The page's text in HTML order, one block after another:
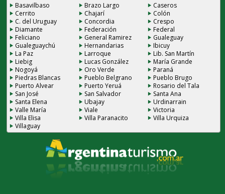
Basavilbaso Brazo Largo
Caseros
Cerrito
Chajarí
Colón
C. del Uruguay
Concordia
Crespo
Diamante
Federación
Federal
Feliciano
General Ramirez
Gualeguay
Gualeguaychú
Hernandarias
Ibicuy
La Paz
Larroque
Lib. San Martín
Liebig
Lucas González
María Grande
Nogoyá
Oro Verde
Paraná
Piedras Blancas
Pueblo Belgrano
Pueblo Brugo
Puerto Alvear
Puerto Yeruá
Rosario del Tala
San José
San Salvador
Santa Ana
Santa Elena
Ubajay
Urdinarrain
Valle María
Viale
Victoria
Villa Elisa
Villa Paranacito
Villa Urquiza
Villaguay